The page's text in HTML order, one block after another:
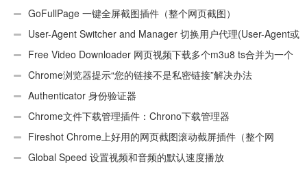
GoFullPage 一键全屏截图插件（整个网页截图）
User-Agent Switcher and Manager 切换用户代理(User-Agent或
UA)Free Video Downloader 网页视频下载多个m3u8 ts合并为一个
ts文件Chrome浏览器提示“您的链接不是私密链接”解决办法
Authenticator 身份验证器
Chrome文件下载管理插件：Chrono下载管理器
Fireshot Chrome上好用的网页截图滚动截屏插件（整个网
页）Global Speed 设置视频和音频的默认速度播放